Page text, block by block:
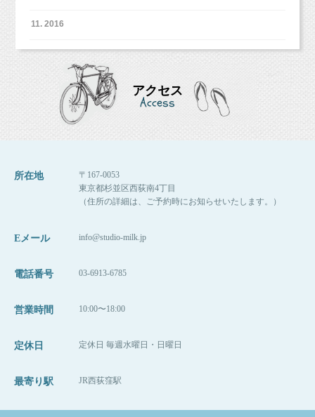
11. 2016
アクセス
Access
所在地
〒167-0053
東京都杉並区西荻南4丁目
（住所の詳細は、ご予約時にお知らせいたします。）
Eメール info@studio-milk.jp
電話番号 03-6913-6785
営業時間 10:00〜18:00
定休日 定休日 毎週水曜日・日曜日
最寄り駅 JR西荻窪駅